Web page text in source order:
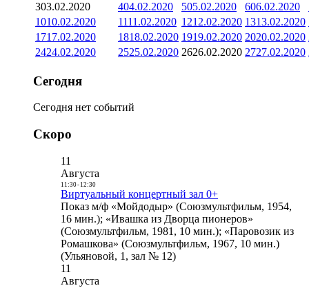
303.02.2020 404.02.2020 505.02.2020 606.02.2020
1010.02.2020 1111.02.2020 1212.02.2020 1313.02.2020
1717.02.2020 1818.02.2020 1919.02.2020 2020.02.2020
2424.02.2020 2525.02.2020 2626.02.2020 2727.02.2020
Сегодня
Сегодня нет событий
Скоро
11
Августа
11:30- 12:30
Виртуальный концертный зал 0+
Показ м/ф «Мойдодыр» (Союзмультфильм, 1954,
16 мин.); «Ивашка из Дворца пионеров»
(Союзмультфильм, 1981, 10 мин.); «Паровозик из
Ромашкова» (Союзмультфильм, 1967, 10 мин.)
(Ульяновой, 1, зал № 12)
11
Августа